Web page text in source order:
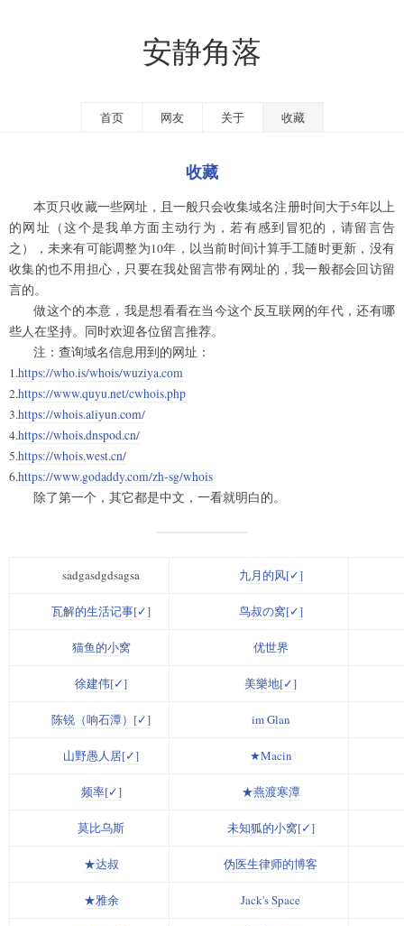
安静角落
首页 网友 关于 收藏
收藏
本页只收藏一些网址，且一般只会收集域名注册时间大于5年以上
的网址（这个是我单方面主动行为，若有感到冒犯的，请留言告
之），未来有可能调整为10年，以当前时间计算手工随时更新，没有
收集的也不用担心，只要在我处留言带有网址的，我一般都会回访留
言的。
做这个的本意，我是想看看在当今这个反互联网的年代，还有哪
些人在坚持。同时欢迎各位留言推荐。
注：查询域名信息用到的网址：
1.https://who.is/whois/wuziya.com
2.https://www.quyu.net/cwhois.php
3.https://whois.aliyun.com/
4.https://whois.dnspod.cn/
5.https://whois.west.cn/
6.https://www.godaddy.com/zh-sg/whois
除了第一个，其它都是中文，一看就明白的。
sadgasdgdsagsa 九月的风[✓]
瓦解的生活记事[✓] 鸟叔の窝[✓]
猫鱼的小窝 优世界
徐建伟[✓] 美樂地[✓]
陈锐（响石潭）[✓] im Glan
山野愚人居[✓] ★Macin
频率[✓] ★燕渡寒潭
莫比乌斯 未知狐的小窝[✓]
★达叔 伪医生律师的博客
★雅余 Jack's Space